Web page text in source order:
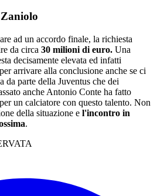
ad un accordo finale, la richiesta
da circa 30 milioni di euro. Una
decisamente elevata ed infatti
arrivare alla conclusione anche se ci
da parte della Juventus che dei
anche Antonio Conte ha fatto
un calciatore con questo talento. Non
della situazione e l'incontro in
.